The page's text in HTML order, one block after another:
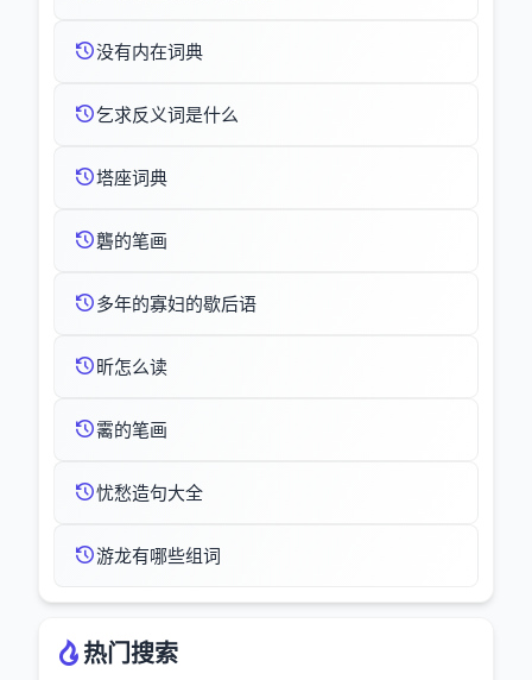
没有内在词典
乞求反义词是什么
塔座词典
礱的笔画
多年的寡妇的歇后语
昕怎么读
霱的笔画
忧愁造句大全
游龙有哪些组词
热门搜索